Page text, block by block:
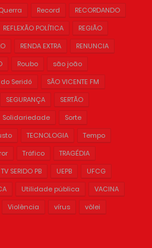
Record
RECORDANDO
REFLEXÃO POLÍTICA
REGIÃO
RENDA EXTRA
RENUNCIA
Roubo
são joão
Seridó
SÃO VICENTE FM
SEGURANÇA
SERTÃO
Solidariedade
Sorte
TECNOLOGIA
Tempo
Tráfico
TRAGÉDIA
TV SERIDO PB UEPB
UFCG
Utilidade pública
VACINA
Violência vírus
vôlei